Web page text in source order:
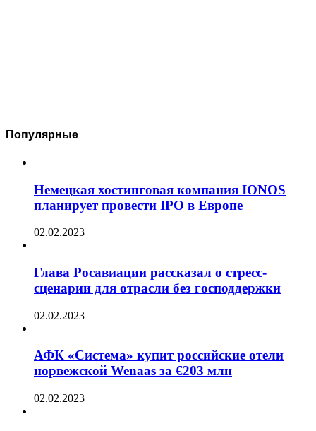
Популярные
Немецкая хостинговая компания IONOS
планирует провести IPO в Европе
02.02.2023
Глава Росавиации рассказал о стресс-
сценарии для отрасли без господдержки
02.02.2023
АФК «Система» купит российские отели
норвежской Wenaas за €203 млн
02.02.2023